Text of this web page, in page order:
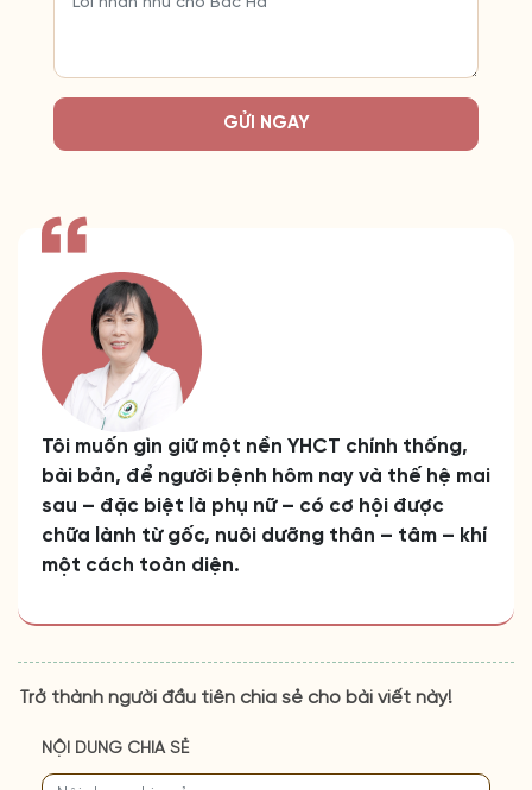
GỬI NGAY
Tôi muốn gìn giữ một nền YHCT chính thống,
bài bản, để người bệnh hôm nay và thế hệ mai
sau – đặc biệt là phụ nữ – có cơ hội được
chữa lành từ gốc, nuôi dưỡng thân – tâm – khí
một cách toàn diện.
Trở thành người đầu tiên chia sẻ cho bài viết này!
NỘI DUNG CHIA SẺ